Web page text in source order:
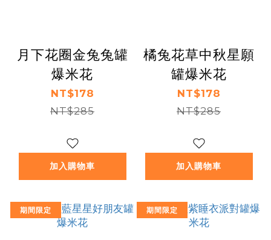
月下花圈金兔兔罐
爆米花
NT$178
NT$285
加入購物車
橘兔花草中秋星願
罐爆米花
NT$178
NT$285
加入購物車
期間限定 期間限定